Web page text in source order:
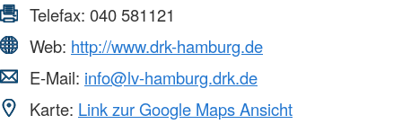
Telefax: 040 581121
Web: http://www.drk-hamburg.de
E-Mail: info@lv-hamburg.drk.de
Karte: Link zur Google Maps Ansicht